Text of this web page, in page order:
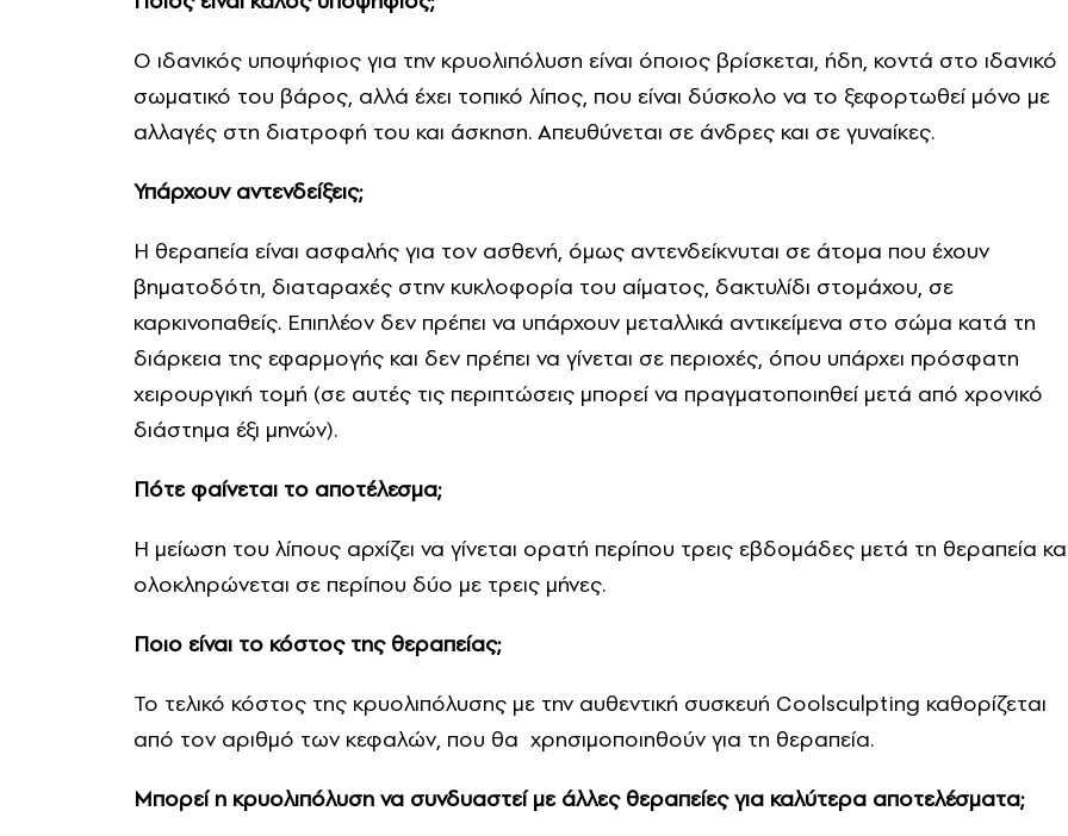
Ο ιδανικός υποψήφιος για την κρυολιπόλυση είναι όποιος βρίσκεται, ήδη, κοντά στο ιδανικό
σωματικό του βάρος, αλλά έχει τοπικό λίπος, που είναι δύσκολο να το ξεφορτωθεί μόνο με
αλλαγές στη διατροφή του και άσκηση. Απευθύνεται σε άνδρες και σε γυναίκες.
Υπάρχουν αντενδείξεις;
Η θεραπεία είναι ασφαλής για τον ασθενή, όμως αντενδείκνυται σε άτομα που έχουν
βηματοδότη, διαταραχές στην κυκλοφορία του αίματος, δακτυλίδι στομάχου, σε
καρκινοπαθείς. Επιπλέον δεν πρέπει να υπάρχουν μεταλλικά αντικείμενα στο σώμα κατά τη
διάρκεια της εφαρμογής και δεν πρέπει να γίνεται σε περιοχές, όπου υπάρχει πρόσφατη
χειρουργική τομή (σε αυτές τις περιπτώσεις μπορεί να πραγματοποιηθεί μετά από χρονικό
διάστημα έξι μηνών).
Πότε φαίνεται το αποτέλεσμα;
Η μείωση του λίπους αρχίζει να γίνεται ορατή περίπου τρεις εβδομάδες μετά τη θεραπεία
ολοκληρώνεται σε περίπου δύο με τρεις μήνες.
Ποιο είναι το κόστος της θεραπείας;
Το τελικό κόστος της κρυολιπόλυσης με την αυθεντική συσκευή Coolsculpting καθορίζεται
από τον αριθμό των κεφαλών, που θα χρησιμοποιηθούν για τη θεραπεία.
Μπορεί η κρυολιπόλυση να συνδυαστεί με άλλες θεραπείες για καλύτερα αποτελέσματα;